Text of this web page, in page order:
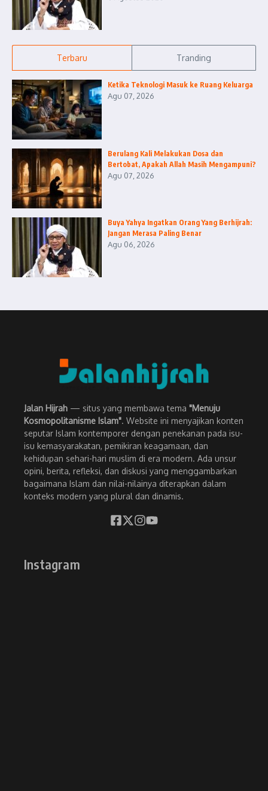
Terbaru Tranding
Ketika Teknologi Masuk ke Ruang Keluarga
Agu 07, 2026
Berulang Kali Melakukan Dosa dan
Bertobat, Apakah Allah Masih Mengampuni?
Agu 07, 2026
Buya Yahya Ingatkan Orang Yang Berhijrah:
Jangan Merasa Paling Benar
Agu 06, 2026
Jalan Hijrah — situs yang membawa tema "Menuju
Kosmopolitanisme Islam". Website ini menyajikan konten
seputar Islam kontemporer dengan penekanan pada isu-
isu kemasyarakatan, pemikiran keagamaan, dan
kehidupan sehari-hari muslim di era modern. Ada unsur
opini, berita, refleksi, dan diskusi yang menggambarkan
bagaimana Islam dan nilai-nilainya diterapkan dalam
konteks modern yang plural dan dinamis.
Instagram